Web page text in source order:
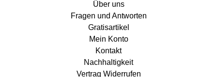
Über uns
Fragen und Antworten
Gratisartikel
Mein Konto
Kontakt
Nachhaltigkeit
Vertrag Widerrufen